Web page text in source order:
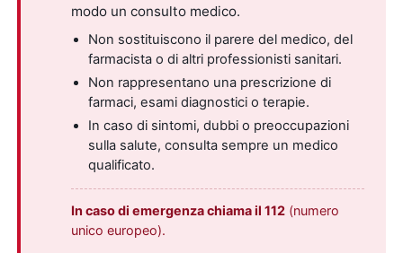
modo un consulto medico.
Non sostituiscono il parere del medico, del
farmacista o di altri professionisti sanitari.
Non rappresentano una prescrizione di
farmaci, esami diagnostici o terapie.
In caso di sintomi, dubbi o preoccupazioni
sulla salute, consulta sempre un medico
qualificato.
In caso di emergenza chiama il 112 (numero
unico europeo).